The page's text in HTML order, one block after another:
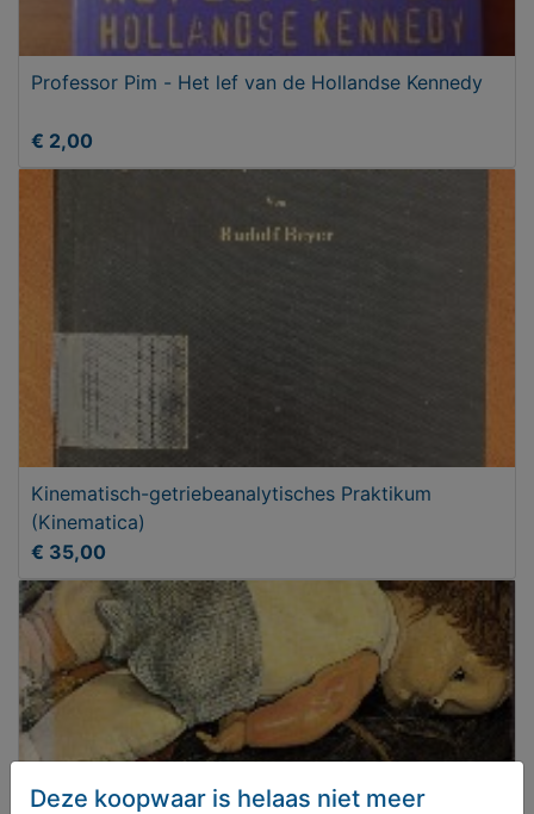
Professor Pim - Het lef van de Hollandse Kennedy
€ 2,00
Kinematisch-getriebeanalytisches Praktikum
(Kinematica)
€ 35,00
Deze koopwaar is helaas niet meer